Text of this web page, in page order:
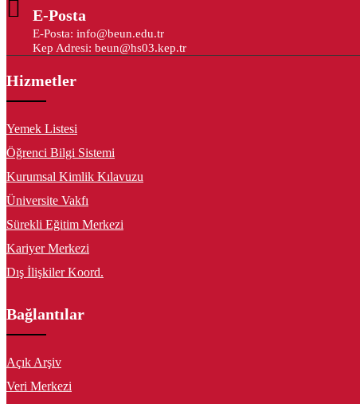
E-Posta
E-Posta: info@beun.edu.tr
Kep Adresi: beun@hs03.kep.tr
Hizmetler
Yemek Listesi
Öğrenci Bilgi Sistemi
Kurumsal Kimlik Kılavuzu
Üniversite Vakfı
Sürekli Eğitim Merkezi
Kariyer Merkezi
Dış İlişkiler Koord.
Bağlantılar
Açık Arşiv
Veri Merkezi